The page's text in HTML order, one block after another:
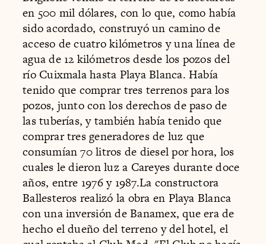
en 500 mil dólares, con lo que, como había
sido acordado, construyó un camino de
acceso de cuatro kilómetros y una línea de
agua de 12 kilómetros desde los pozos del
río Cuixmala hasta Playa Blanca. Había
tenido que comprar tres terrenos para los
pozos, junto con los derechos de paso de
las tuberías, y también había tenido que
comprar tres generadores de luz que
consumían 70 litros de diesel por hora, los
cuales le dieron luz a Careyes durante doce
años, entre 1976 y 1987.La constructora
Ballesteros realizó la obra en Playa Blanca
con una inversión de Banamex, que era de
hecho el dueño del terreno y del hotel, el